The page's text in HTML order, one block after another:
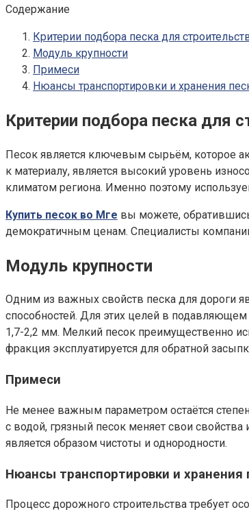
Содержание
Критерии подбора песка для
Модуль крупности
Примеси
Нюансы транспортировки и хранения
Критерии подбора песка для
Песок является ключевым сырьём, которое
к материалу, является высокий уровень
климатом региона. Именно поэтому
Купить песок во Мге вы можете,
демократичным ценам. Специалисты
Модуль крупности
Одним из важных свойств песка для дороги
способностей. Для этих целей в
1,7-2,2 мм. Мелкий песок преимущественно
фракция эксплуатируется для обратной
Примеси
Не менее важным параметром остаётся
с водой, грязный песок меняет свои свойства
является образом чистоты и однородности.
Нюансы транспортировки и хранения
Процесс дорожного строительства требует